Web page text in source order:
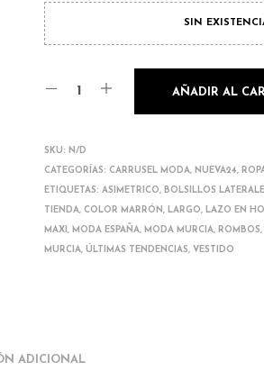
SIN
AÑADIR AL
SKU: N/D
CATEGORÍAS: CARRUSEL MODA, NUEVA24,
ETIQUETAS:ASIMETRICO, BOLSILLOS
TIENDA, COLOR MARRÓN, LARGO, LAZO EN
MAXI, MODA ESPAÑA, MODA MURCIA, ROMBOS,
MURCIA,ÚLTIMAS TENDENCIAS, VESTIDO
ADICIONAL